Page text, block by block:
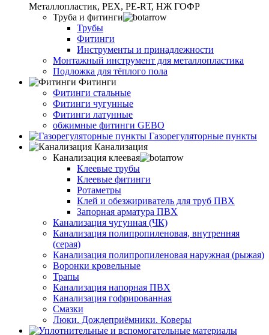
Металлопластик, РЕХ, РЕ-RТ, НЖ ГОФР
Труба и фитинги
Трубы
Фитинги
Инструменты и принадлежности
Монтажный инструмент для металлопластика
Подложка для тёплого пола
Фитинги
Фитинги стальные
Фитинги чугунные
Фитинги латунные
обжимные фитинги GEBO
Газорегуляторные пункты
Канализация
Канализация клеевая
Клеевые трубы
Клеевые фитинги
Ротаметры
Клей и обезжириватель для труб ПВХ
Запорная арматура ПВХ
Канализация чугунная (ЧК)
Канализация полипропиленовая, внутренняя
(серая)
Канализация полипропиленовая наружная (рыжая)
Воронки кровельные
Трапы
Канализация напорная ПВХ
Канализация гофрированная
Смазки
Люки. Дождеприёмники. Коверы